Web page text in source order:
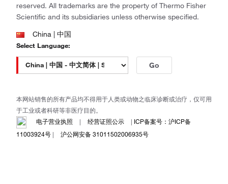
Unity Lab Services
Patheon
PPD
reserved. All trademarks are the property of Thermo Fisher
Scientific and its subsidiaries unless otherwise specified.
China | 中国
Select Language:
Go
本网站销售的所有产品均不得用于人类或动物之临床诊断或治疗，仅可用
于工业或者科研等非医疗目的。
电子营业执照
| 经营证照公示 | ICP备案号：沪ICP备
11003924号 | 沪公网安备 31011502006935号